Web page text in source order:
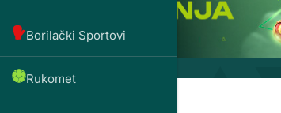
Borilački Sportovi
Rukomet